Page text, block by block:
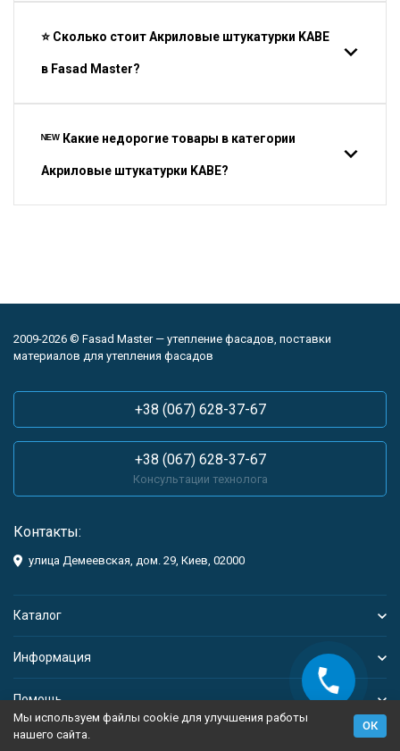
⭐ Сколько стоит Акриловые штукатурки KABE
в Fasad Master?
ᴺᴱᵂ Какие недорогие товары в категории
Акриловые штукатурки KABE?
2009-2026 © Fasad Master — утепление фасадов, поставки
материалов для утепления фасадов
+38 (067) 628-37-67
+38 (067) 628-37-67
Консультации технолога
Контакты:
улица Демеевская, дом. 29, Киев, 02000
Каталог
Информация
Помощь
Мы используем файлы cookie для улучшения работы
нашего сайта.
ОК